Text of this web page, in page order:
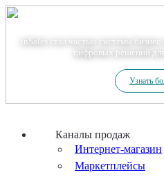
inSales стал частью системы
цифровых решений для
Узнать
Каналы продаж
Интернет-магазин
Маркетплейсы